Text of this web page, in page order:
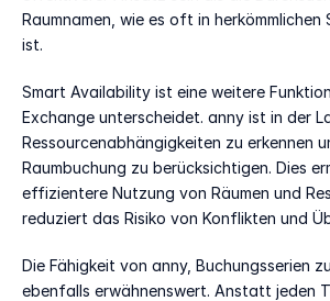
Raumnamen, wie es oft in herkömmlichen
ist.
Smart Availability ist eine weitere
Exchange unterscheidet. anny ist in der
Ressourcenabhängigkeiten zu erkennen
Raumbuchung zu berücksichtigen. Dies
effizientere Nutzung von Räumen und
reduziert das Risiko von Konflikten und
Die Fähigkeit von anny, Buchungsserien
ebenfalls erwähnenswert. Anstatt jeden